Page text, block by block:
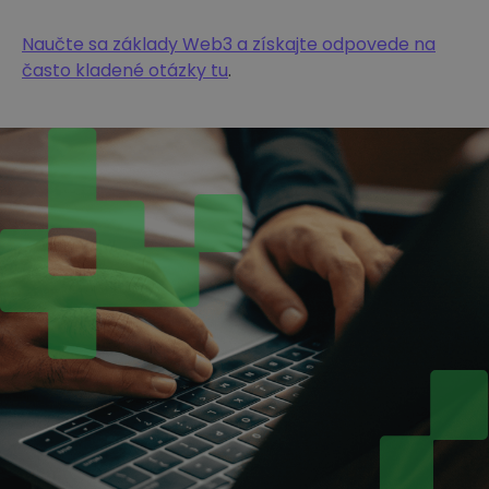
Naučte sa základy Web3 a získajte odpovede na
často kladené otázky tu.